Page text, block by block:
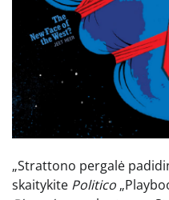
„Strattono pergalė
skaitykite Politico